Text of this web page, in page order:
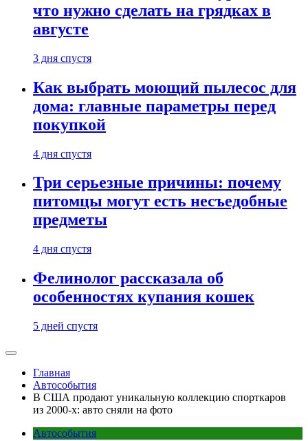
что нужно сделать на грядках в
августе
3 дня спустя
Как выбрать моющий пылесос для
дома: главные параметры перед
покупкой
4 дня спустя
Три серьезные причины: почему
питомцы могут есть несъедобные
предметы
4 дня спустя
Фелинолог рассказала об
особенностях купания кошек
5 дней спустя
Главная
Автособытия
В США продают уникальную коллекцию спорткаров
из 2000-х: авто сняли на фото
Автособытия